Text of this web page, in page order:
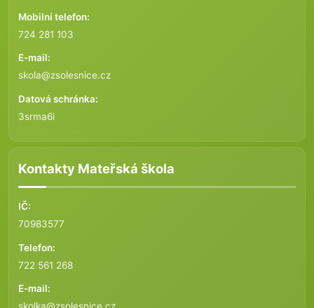
Mobilní telefon:
724 281 103
E-mail:
skola@zsolesnice.cz
Datová schránka:
3srma6i
Kontakty Mateřská škola
IČ:
70983577
Telefon:
722 561 268
E-mail: